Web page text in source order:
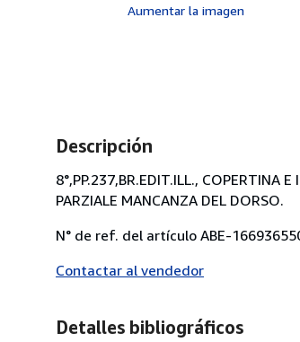
Aumentar la imagen
Descripción
8°,PP.237,BR.EDIT.ILL., COPERTINA
PARZIALE MANCANZA DEL DORSO.
N° de ref. del artículo ABE-
Contactar al vendedor
Detalles bibliográficos